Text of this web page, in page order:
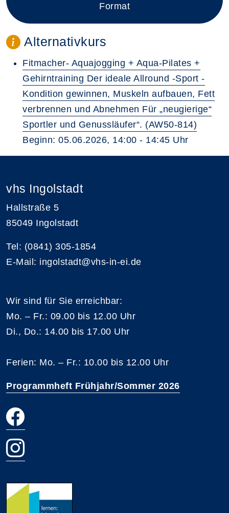
Format
Alternativkurs
Fitmacher- Aquajogging + Aqua-Pilates +
Gehirntraining Der ideale Allround -Sport -
Kondition gewinnen, Muskeln aufbauen, Fett
verbrennen und Abnehmen Für „neugierige“
Sportler und Genussläufer“. (AW50-814)
Beginn: 05.06.2026, 14:00 - 14:45 Uhr
vhs Ingolstadt
Hallstraße 5
85049 Ingolstadt
Tel: (0841) 305-1854
E-Mail: ingolstadt@vhs-in-ei.de
Wir sind für Sie erreichbar:
Mo. – Fr.: 09.00 bis 12.00 Uhr
Di., Do.: 14.00 bis 17.00 Uhr
Ferien: Mo. – Fr.: 10.00 bis 12.00 Uhr
Programmheft Frühjahr/Sommer 2026